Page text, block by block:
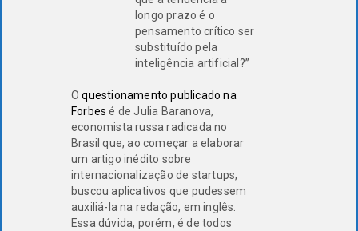
longo prazo é o
pensamento crítico ser
substituído pela
inteligência artificial?”
Oquestionamento publicado na
Forbes é de Julia Baranova,
economista russa radicada no
Brasil que, ao começar a elaborar
um artigo inédito sobre
internacionalização de startups,
buscou aplicativos que pudessem
auxiliá-la na redação, em inglês.
Essa dúvida, porém, é de todos